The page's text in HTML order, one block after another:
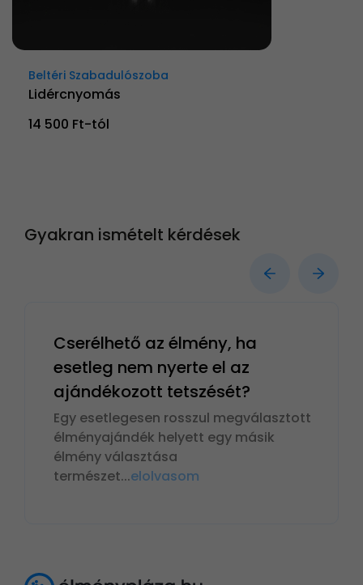
Beltéri Szabadulószoba
Lidércnyomás
14 500 Ft-tól
Gyakran ismételt kérdések
Cserélhető az élmény, ha
esetleg nem nyerte el az
ajándékozott tetszését?
Egy esetlegesen rosszul megválasztott
élményajándék helyett egy másik
élmény választása
természet...elolvasom